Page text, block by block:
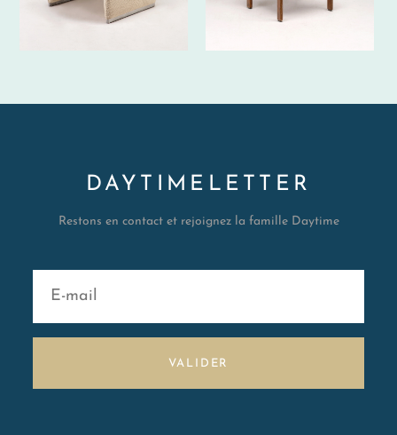
DAYTIMELETTER
Restons en contact et rejoignez la famille Daytime
VALIDER